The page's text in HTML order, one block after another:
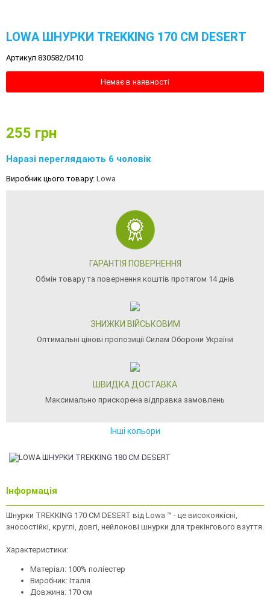
LOWA ШНУРКИ TREKKING 170 CM DESERT
Артикул 830582/0410
Немає в наявності
255 грн
Наразі переглядають 6 чоловік
Виробник цього товару: Lowa
ГАРАНТІЯ ПОВЕРНЕННЯ
Обмін товару та повернення коштів протягом 14 днів
ЗНИЖКИ ВІЙСЬКОВИМ
Оптимальні цінові пропозиції Силам Оборони України
ШВИДКА ДОСТАВКА
Максимально прискорена відправка замовлень
Інші кольори
Інформація
Шнурки TREKKING 170 CM DESERT від Lowa ™ - це високоякісні,
зносостійкі, круглі, довгі, нейлонові шнурки для трекінгового взуття.
Характеристики:
Матеріал: 100% поліестер
Виробник: Італія
Довжина: 170 см